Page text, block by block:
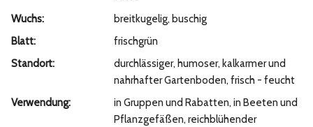
Wuchs:
breitkugelig, buschig
Blatt:
frischgrün
Standort:
durchlässiger, humoser, kalkarmer und
nahrhafter Gartenboden, frisch - feucht
Verwendung:
in Gruppen und Rabatten, in Beeten und
Pflanzgefäßen, reichblühender